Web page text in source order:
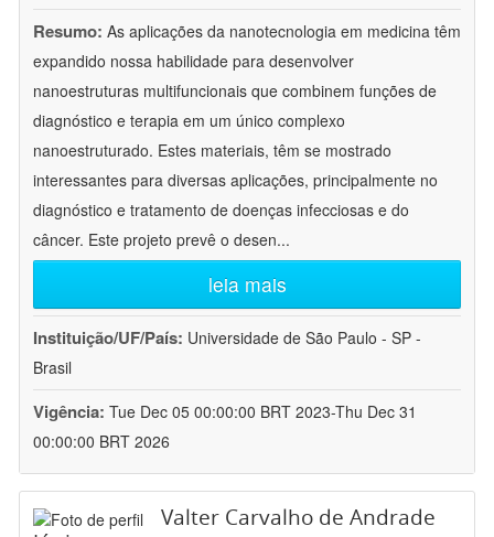
Resumo: As aplicações da nanotecnologia em medicina têm
expandido nossa habilidade para desenvolver
nanoestruturas multifuncionais que combinem funções de
diagnóstico e terapia em um único complexo
nanoestruturado. Estes materiais, têm se mostrado
interessantes para diversas aplicações, principalmente no
diagnóstico e tratamento de doenças infecciosas e do
câncer. Este projeto prevê o desen...
leia mais
Instituição/UF/País: Universidade de São Paulo - SP -
Brasil
Vigência: Tue Dec 05 00:00:00 BRT 2023-Thu Dec 31
00:00:00 BRT 2026
Valter Carvalho de Andrade